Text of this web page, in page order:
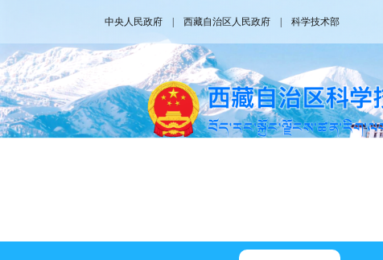
中央人民政府 西藏自治区人民政府 科学技术部